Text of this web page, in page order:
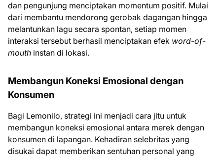
dan pengunjung menciptakan momentum positif. Mulai
dari membantu mendorong gerobak dagangan hingga
melantunkan lagu secara spontan, setiap momen
interaksi tersebut berhasil menciptakan efek word-of-
mouth instan di lokasi.
Membangun Koneksi Emosional dengan
Konsumen
Bagi Lemonilo, strategi ini menjadi cara jitu untuk
membangun koneksi emosional antara merek dengan
konsumen di lapangan. Kehadiran selebritas yang
disukai dapat memberikan sentuhan personal yang